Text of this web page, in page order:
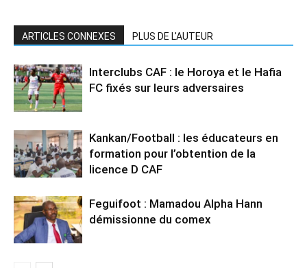
ARTICLES CONNEXES PLUS DE L'AUTEUR
Interclubs CAF : le Horoya et le Hafia
FC fixés sur leurs adversaires
Kankan/Football : les éducateurs en
formation pour l’obtention de la
licence D CAF
Feguifoot : Mamadou Alpha Hann
démissionne du comex